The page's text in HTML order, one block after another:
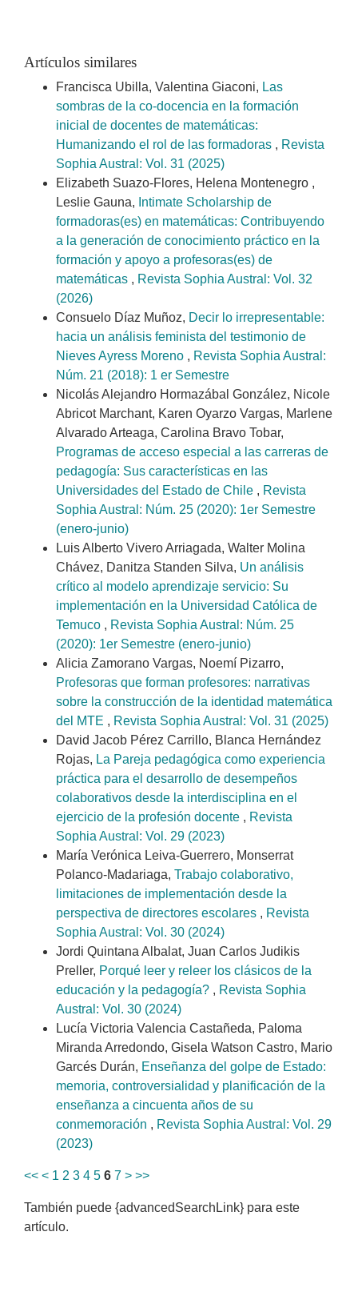
Artículos similares
Francisca Ubilla, Valentina Giaconi, Las
sombras de la co-docencia en la formación
inicial de docentes de matemáticas:
Humanizando el rol de las formadoras , Revista
Sophia Austral: Vol. 31 (2025)
Elizabeth Suazo-Flores, Helena Montenegro ,
Leslie Gauna, Intimate Scholarship de
formadoras(es) en matemáticas: Contribuyendo
a la generación de conocimiento práctico en la
formación y apoyo a profesoras(es) de
matemáticas , Revista Sophia Austral: Vol. 32
(2026)
Consuelo Díaz Muñoz, Decir lo irrepresentable:
hacia un análisis feminista del testimonio de
Nieves Ayress Moreno , Revista Sophia Austral:
Núm. 21 (2018): 1 er Semestre
Nicolás Alejandro Hormazábal González, Nicole
Abricot Marchant, Karen Oyarzo Vargas, Marlene
Alvarado Arteaga, Carolina Bravo Tobar,
Programas de acceso especial a las carreras de
pedagogía: Sus características en las
Universidades del Estado de Chile , Revista
Sophia Austral: Núm. 25 (2020): 1er Semestre
(enero-junio)
Luis Alberto Vivero Arriagada, Walter Molina
Chávez, Danitza Standen Silva, Un análisis
crítico al modelo aprendizaje servicio: Su
implementación en la Universidad Católica de
Temuco , Revista Sophia Austral: Núm. 25
(2020): 1er Semestre (enero-junio)
Alicia Zamorano Vargas, Noemí Pizarro,
Profesoras que forman profesores: narrativas
sobre la construcción de la identidad matemática
del MTE , Revista Sophia Austral: Vol. 31 (2025)
David Jacob Pérez Carrillo, Blanca Hernández
Rojas, La Pareja pedagógica como experiencia
práctica para el desarrollo de desempeños
colaborativos desde la interdisciplina en el
ejercicio de la profesión docente , Revista
Sophia Austral: Vol. 29 (2023)
María Verónica Leiva-Guerrero, Monserrat
Polanco-Madariaga, Trabajo colaborativo,
limitaciones de implementación desde la
perspectiva de directores escolares , Revista
Sophia Austral: Vol. 30 (2024)
Jordi Quintana Albalat, Juan Carlos Judikis
Preller, Porqué leer y releer los clásicos de la
educación y la pedagogía? , Revista Sophia
Austral: Vol. 30 (2024)
Lucía Victoria Valencia Castañeda, Paloma
Miranda Arredondo, Gisela Watson Castro, Mario
Garcés Durán, Enseñanza del golpe de Estado:
memoria, controversialidad y planificación de la
enseñanza a cincuenta años de su
conmemoración , Revista Sophia Austral: Vol. 29
(2023)
<< < 1 2 3 4 5 6 7 > >>
También puede {advancedSearchLink} para este
artículo.